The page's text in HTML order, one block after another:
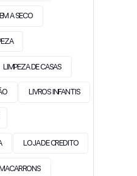
A SECO
LIMPEZA DE CASAS
LIVROS INFANTIS
LOJA DE CREDITO